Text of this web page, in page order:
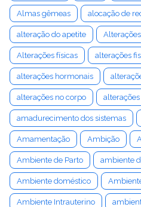
Almas gêmeas alocação de
alteração do apetite Alterações
Alterações físicas alterações
alterações hormonais
alterações no corpo alterações
amadurecimento dos sistemas
Amamentação Ambição
Ambiente de Parto ambiente
Ambiente doméstico
Ambiente Intrauterino